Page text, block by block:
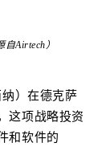
Airtech）
）在德克萨
这项战略投资
和软件的